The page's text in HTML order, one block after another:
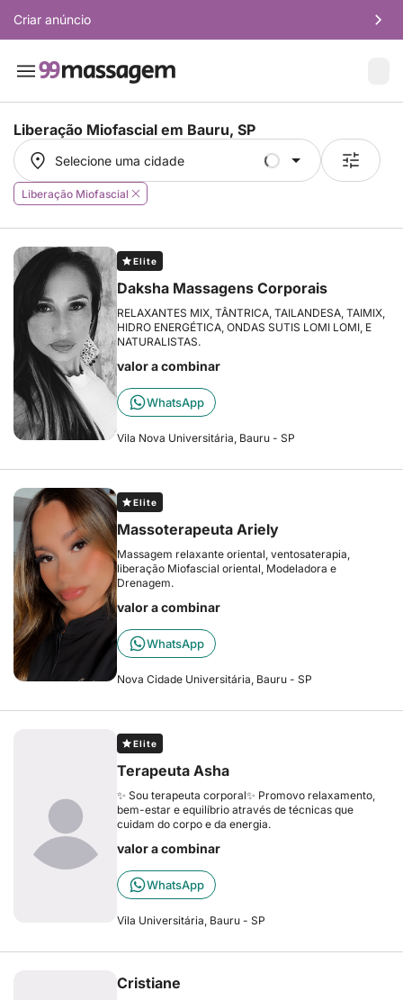
Criar anúncio
Liberação Miofascial em Bauru, SP
Selecione uma cidade
Selecione uma cidade
Liberação Miofascial
Elite
Daksha Massagens Corporais
RELAXANTES MIX, TÂNTRICA, TAILANDESA, TAIMIX,
HIDRO ENERGÉTICA, ONDAS SUTIS LOMI LOMI, E
NATURALISTAS.
valor a combinar
WhatsApp
Vila Nova Universitária, Bauru - SP
Elite
Massoterapeuta Ariely
Massagem relaxante oriental, ventosaterapia,
liberação Miofascial oriental, Modeladora e
Drenagem.
valor a combinar
WhatsApp
Nova Cidade Universitária, Bauru - SP
Elite
Terapeuta Asha
✨ Sou terapeuta corporal✨ Promovo relaxamento,
bem-estar e equilíbrio através de técnicas que
cuidam do corpo e da energia.
valor a combinar
WhatsApp
Vila Universitária, Bauru - SP
Cristiane